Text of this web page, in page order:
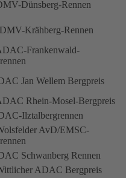
Dünsberg-Rennen
Krähberg-Rennen
Frankenwald-
Jan Wellem Bergpreis
Rhein-Mosel-Bergpreis
Ilztalbergrennen
AvD/EMSC-
Schwanberg Rennen
ADAC Bergpreis